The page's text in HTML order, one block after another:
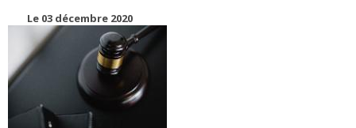
Le 03 décembre 2020